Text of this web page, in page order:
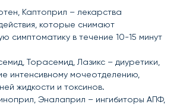
Каптоприл – лекарства
которые снимают
симптоматику в течение 10-15 минут
Торасемид, Лазикс – диуретики,
интенсивному мочеотделению,
жидкости и токсинов.
Эналаприл – ингибиторы АПФ,